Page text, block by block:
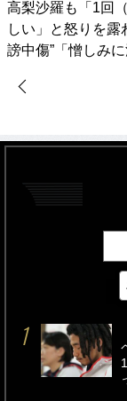
高梨沙羅も「1回
しい」と怒りを
謗中傷”「憎しみ